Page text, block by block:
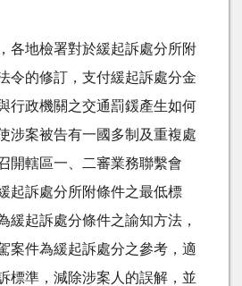
各地檢署對於緩起訴處分所附
令的修訂，支付緩起訴處分金
行政機關之交通罰鍰產生如何
涉案被告有一國多制及重複處
開轄區一、二審業務聯繫會
起訴處分所附條件之最低標
緩起訴處分條件之諭知方法，
案件為緩起訴處分之參考，適
標準，減除涉案人的誤解，並